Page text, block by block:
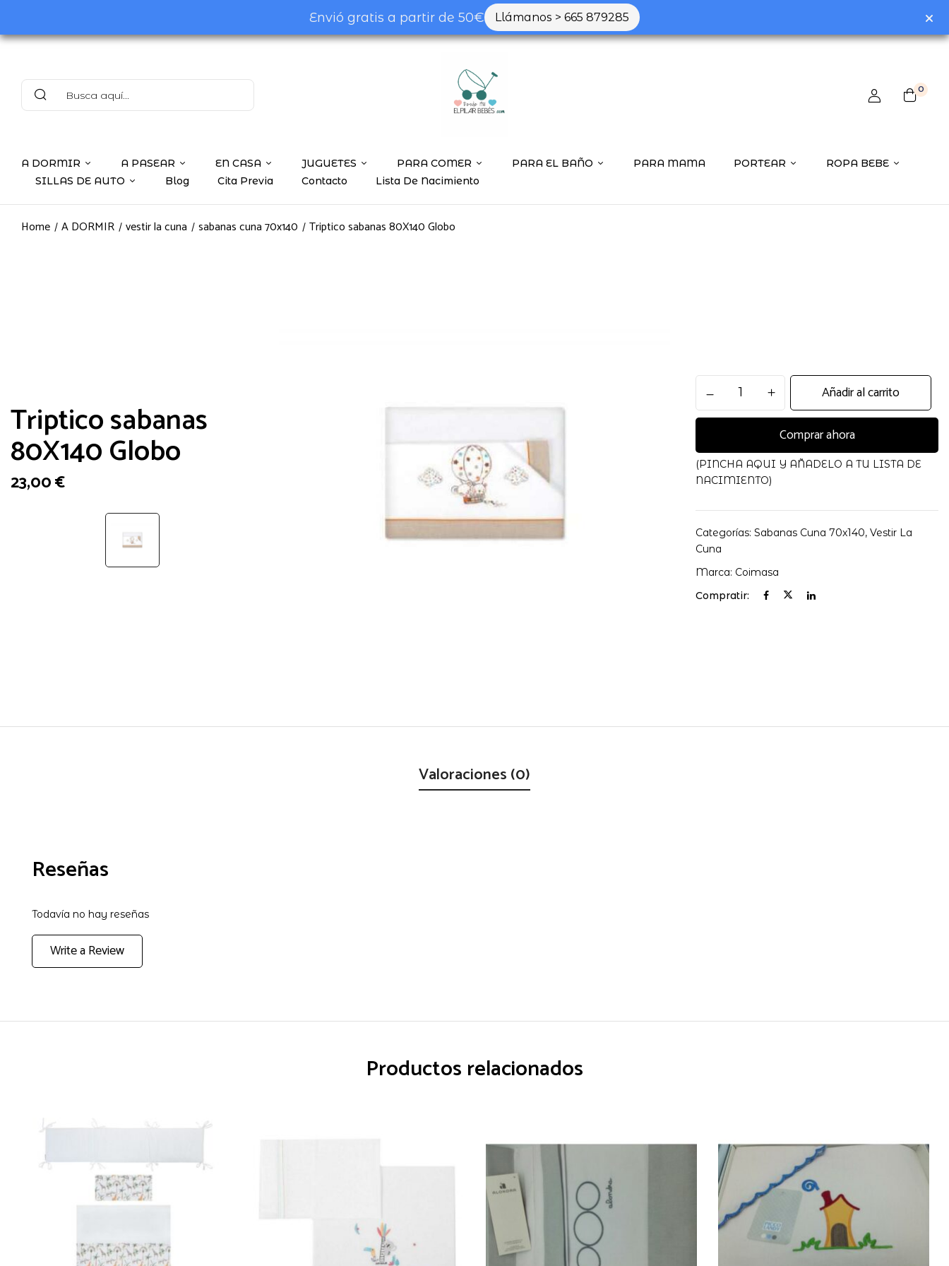
Envió gratis a partir de 50€ Llámanos > 665 879285
0
A DORMIR A PASEAR EN CASA JUGUETES PARA COMER PARA EL BAÑO PARA MAMA PORTEAR
ROPA BEBE
SILLAS DE AUTO
Blog Cita Previa Contacto Lista De Nacimiento
Home A DORMIR vestir la cuna sabanas cuna 70x140 Triptico sabanas 80X140 Globo
Triptico sabanas
80X140 Globo
23,00€
sabanas
80X140
cantidad
Añadir al carrito
Comprar ahora
(PINCHA AQUI Y AÑADELO A TU LISTA DE
NACIMIENTO)
Categorías:Sabanas Cuna 70x140,Vestir La
Cuna
Marca: Coimasa
Compratir:
Valoraciones (0)
Reseñas
Todavía no hay reseñas
Write a Review
Los campos obligatorios están
marcados con
Guarda mi nombre, correo electrónico y web en este navegador para la próxima
vez que comente.
Productos relacionados